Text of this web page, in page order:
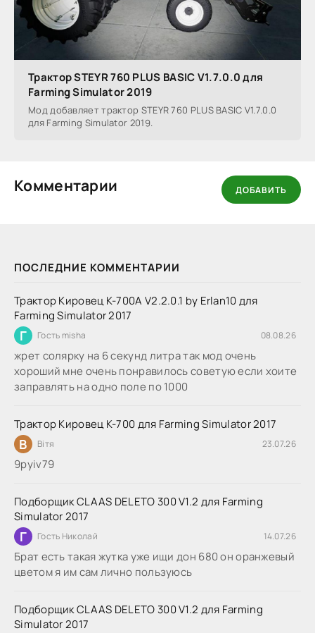
ПОСЛЕДНИЕ КОММЕНТАРИИ
Трактор Кировец К-700А V2.2.0.1 by Erlan10 для
Farming Simulator 2017
Г Гость misha 08.08.26
жрет солярку на 6 секунд литра так мод очень
хороший мне очень понравилось советую если хоите
заправлять на одно поле по 1000
Трактор Кировец К-700 для Farming Simulator 2017
В Вітя 23.07.26
9руіv79
Подборщик CLAAS DELETO 300 V1.2 для Farming
Simulator 2017
Г Гость Николай 14.07.26
Брат есть такая жутка уже ищи дон 680 он оранжевый
цветом я им сам лично пользуюсь
Подборщик CLAAS DELETO 300 V1.2 для Farming
Simulator 2017
Трактор STEYR 760 PLUS BASIC V1.7.0.0 для
Farming Simulator 2019
Мод добавляет трактор STEYR 760 PLUS BASIC V1.7.0.0
для Farming Simulator 2019.
Комментарии ДОБАВИТЬ